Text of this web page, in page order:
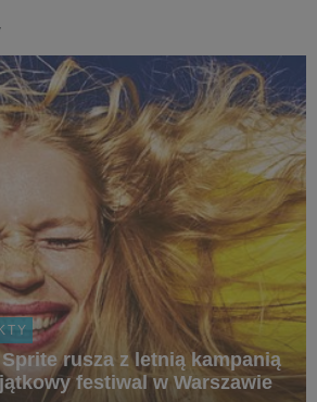
rusza z letnią kampanią
festiwal w Warszawie